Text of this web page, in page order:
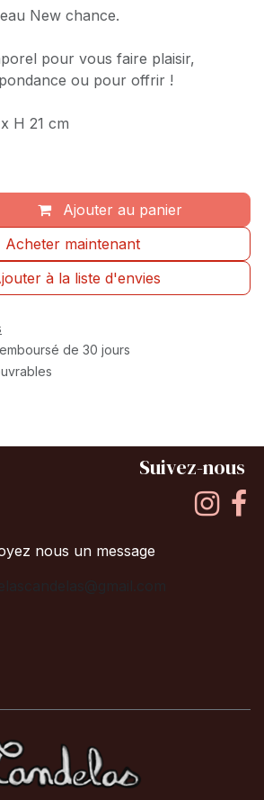
New chance.
pour vous faire plaisir,
ou pour offrir !
H 21 cm
Ajouter au panier
Acheter maintenant
à la liste d'envies
de 30 jours
Suivez-nous
nous un message